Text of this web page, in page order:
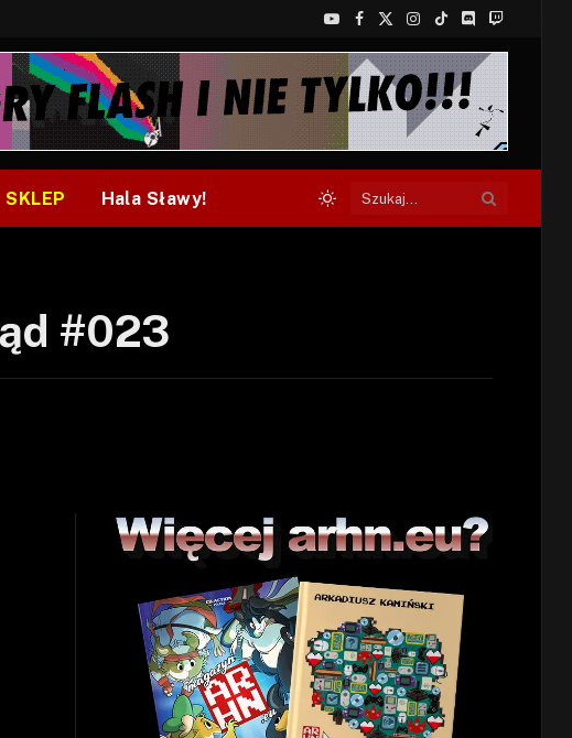
YouTube
Facebook
X
(Twitter)
Instagram
TikTokDiscordTwitch
SKLEP Hala Sławy!
#023